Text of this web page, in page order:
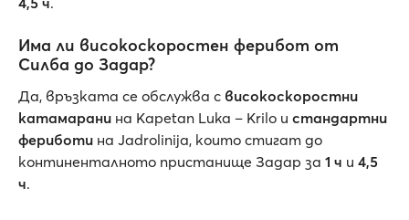
Има ли високоскоростен ферибот от
Силба до Задар?
Да, връзката се обслужва с високоскоростни
катамарани на Kapetan Luka – Krilo и стандартни
фериботи на Jadrolinija, които стигат до
континенталното пристанище Задар за 1 ч и 4,5
ч.